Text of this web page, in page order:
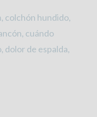
, colchón hundido,
, cuándo
, dolor de espalda,